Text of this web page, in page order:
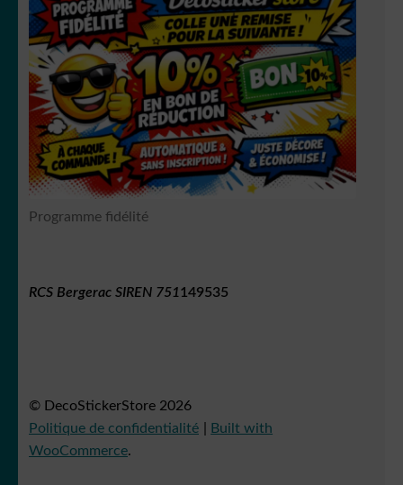
Programme fidélité
RCS Bergerac SIREN 751149535
© DecoStickerStore 2026
Politique de confidentialité
Built with
WooCommerce.